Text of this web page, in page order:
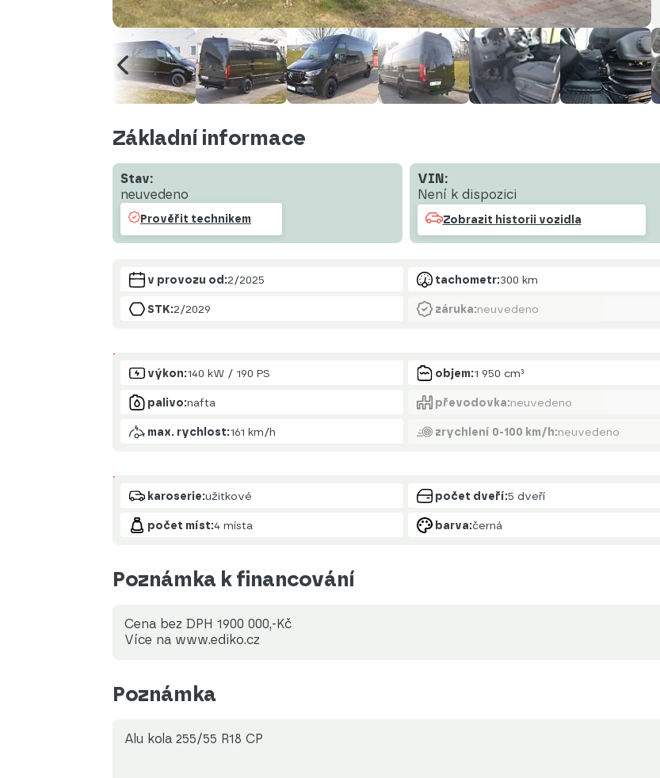
Základní informace
Stav:
neuvedeno
Prověřit technikem
VIN:
Není k dispozici
Zobrazit historii vozidla
v provozu od:2/2025 tachometr:300 km
STK:2/2029 záruka:neuvedeno
Motor
výkon:140 kW / 190 PS objem:1 950 cm³
palivo:nafta převodovka:neuvedeno
max. rychlost:161 km/h zrychlení 0-100 km/h:neuvedeno
Karoserie
karoserie:užitkové počet dveří:5 dveří
počet míst:4 místa barva:černá
Poznámka k financování
Cena bez DPH 1900 000,-Kč
Více na www.ediko.cz
Poznámka
Alu kola 255/55 R18 CP